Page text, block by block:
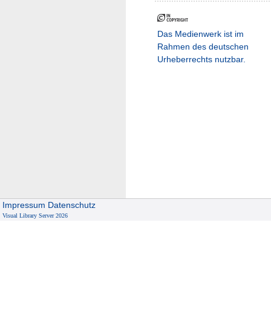
Das Medienwerk ist im
Rahmen des deutschen
Urheberrechts nutzbar.
Impressum Datenschutz
Visual Library Server 2026